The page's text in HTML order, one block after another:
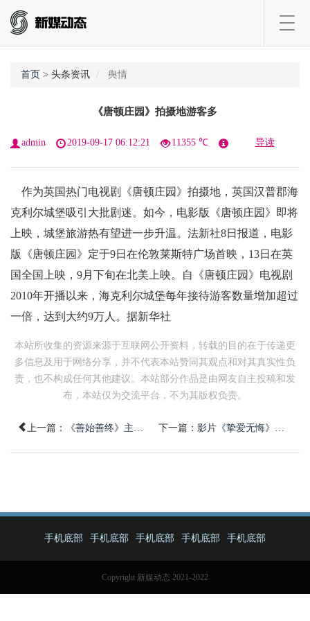
首页 > 头条资讯 舆情
《唐顿庄园》拍摄地游客多
admin 2019-09-17 06:12:21 11355 ℃ 导读
作为英国热门电视剧《唐顿庄园》拍摄地，英国汉普郡海
克利尔城堡吸引大批剧迷。如今，电影版《唐顿庄园》即将
上映，城堡旅游热有望进一步升温。法新社8日报道，电影
版《唐顿庄园》定于9日在伦敦莱斯特广场首映，13日在英
国全国上映，9月下旬在北美上映。自《唐顿庄园》电视剧
2010年开播以来，海克利尔城堡每年接待游客数量增加超过
一倍，达到大约9万人。据新华社
本站所收集的资源来源于互联网公开资料，转载的目的在于传递更
多信息及用于网络分享，并不代表本站赞同其观点和对其真实性负
责，也不构成任何其他建议。本站部分作品是由网友自主投稿和发
布，本站仅为交流平台，不为其版权负责。
上一篇： 《善始善终》主创见面会秦俊杰分享拍摄经历 下一篇： 影片《挚爱无悔》转场福建平潭拍摄
手机底部 手机底部 手机底部 手机底部 手机底部
Copyright 新媒动态 2021-2022